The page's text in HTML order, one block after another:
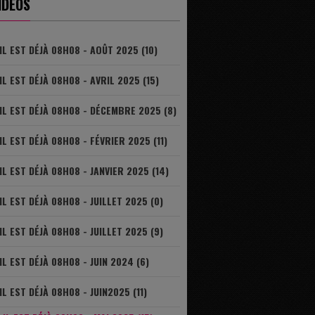
IL EST DÉJÀ 08H08 - AOÛT 2025 (10)
IL EST DÉJÀ 08H08 - AVRIL 2025 (15)
IL EST DÉJÀ 08H08 - DÉCEMBRE 2025 (8)
IL EST DÉJÀ 08H08 - FÉVRIER 2025 (11)
IL EST DÉJÀ 08H08 - JANVIER 2025 (14)
IL EST DÉJÀ 08H08 - JUILLET 2025 (0)
IL EST DÉJÀ 08H08 - JUILLET 2025 (9)
IL EST DÉJÀ 08H08 - JUIN 2024 (6)
IL EST DÉJÀ 08H08 - JUIN2025 (11)